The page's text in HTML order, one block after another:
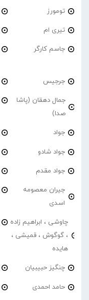
تومورز
تیری ام
جاسم کارگر
جرجیس
جمال دهقان (پاشا
صدا)
جواد
جواد شادو
جواد مقدم
جیران معصومه
اسدی
چاوشی ، ابراهیم زاده
، گوگوش ، قمیشی ،
هایده
چنگیز حبیبیان
حامد احمدی